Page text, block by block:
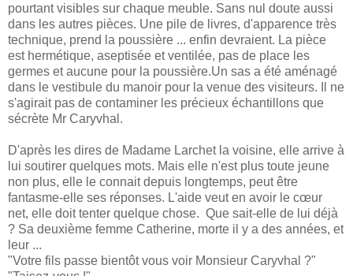
pourtant visibles sur chaque meuble. Sans nul doute aussi
dans les autres pièces. Une pile de livres, d'apparence très
technique, prend la poussière ... enfin devraient. La pièce
est hermétique, aseptisée et ventilée, pas de place les
germes et aucune pour la poussière.Un sas a été aménagé
dans le vestibule du manoir pour la venue des visiteurs. Il ne
s'agirait pas de contaminer les précieux échantillons que
sécrète Mr Caryvhal.
D'après les dires de Madame Larchet la voisine, elle arrive à
lui soutirer quelques mots. Mais elle n'est plus toute jeune
non plus, elle le connait depuis longtemps, peut être
fantasme-elle ses réponses. L'aide veut en avoir le cœur
net, elle doit tenter quelque chose. Que sait-elle de lui déjà
? Sa deuxième femme Catherine, morte il y a des années, et
leur ...
"Votre fils passe bientôt vous voir Monsieur Caryvhal ?"